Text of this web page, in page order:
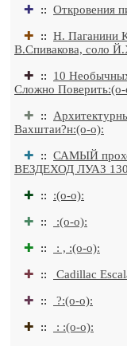
✚ :: Откровения
✚ :: Н. Паганини
В.Спивакова, соло
✚ :: 10
Сложно Поверить:(o-
✚ ::
Вахштаи?н:(o-o):
✚ :: САМЫЙ
ВЕЗДЕХОД ЛУАЗ
✚ :: :(o-o):
✚ :: :(o-o):
✚ :: : , :(o-o):
✚ :: Cadillac
✚ :: ?:(o-o):
✚ :: : :(o-o):